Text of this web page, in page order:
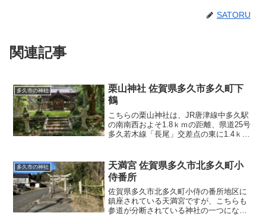
SATORU
関連記事
多久市の神社
栗山神社 佐賀県多久市多久町下
鶴
こちらの栗山神社は、JR唐津線中多久駅
の南南西およそ1.8ｋｍの距離、県道25号
多久若木線「長尾」交差点の東に1.4ｋｍ
ます。農道に面して建立されている鳥居
の先に参道の
多久市の神社
天満宮 佐賀県多久市北多久町小
侍番所
佐賀県多久市北多久町小侍の番所地区に
鎮座されている天満宮ですが、こちらも
参道が分断されている神社の一つになり